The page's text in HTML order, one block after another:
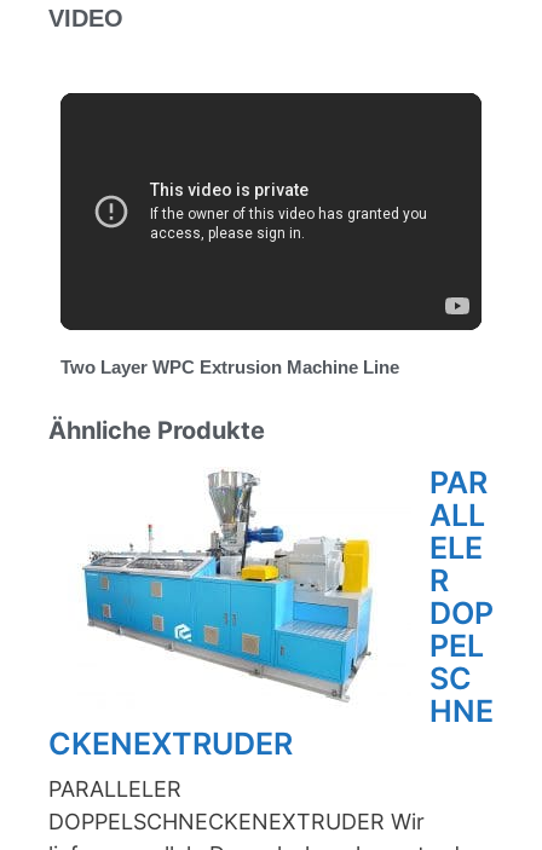
VIDEO
Two Layer WPC Extrusion Machine Line
Ähnliche Produkte
PAR
ALL
ELE
R
DOP
PEL
SC
HNE
CKENEXTRUDER
PARALLELER
DOPPELSCHNECKENEXTRUDER Wir